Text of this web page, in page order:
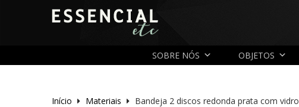
SOBRE NÓS OBJETOS
Início Materiais Bandeja 2 discos redonda prata com vidro